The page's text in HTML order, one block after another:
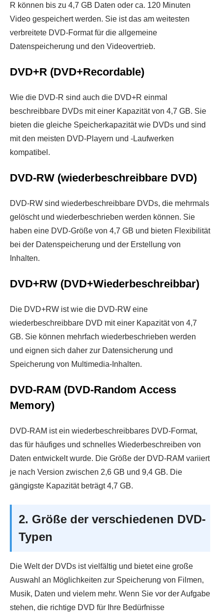
R können bis zu 4,7 GB Daten oder ca. 120 Minuten
Video gespeichert werden. Sie ist das am weitesten
verbreitete DVD-Format für die allgemeine
Datenspeicherung und den Videovertrieb.
DVD+R (DVD+Recordable)
Wie die DVD-R sind auch die DVD+R einmal
beschreibbare DVDs mit einer Kapazität von 4,7 GB. Sie
bieten die gleiche Speicherkapazität wie DVDs und sind
mit den meisten DVD-Playern und -Laufwerken
kompatibel.
DVD-RW (wiederbeschreibbare DVD)
DVD-RW sind wiederbeschreibbare DVDs, die mehrmals
gelöscht und wiederbeschrieben werden können. Sie
haben eine DVD-Größe von 4,7 GB und bieten Flexibilität
bei der Datenspeicherung und der Erstellung von
Inhalten.
DVD+RW (DVD+Wiederbeschreibbar)
Die DVD+RW ist wie die DVD-RW eine
wiederbeschreibbare DVD mit einer Kapazität von 4,7
GB. Sie können mehrfach wiederbeschrieben werden
und eignen sich daher zur Datensicherung und
Speicherung von Multimedia-Inhalten.
DVD-RAM (DVD-Random Access
Memory)
DVD-RAM ist ein wiederbeschreibbares DVD-Format,
das für häufiges und schnelles Wiederbeschreiben von
Daten entwickelt wurde. Die Größe der DVD-RAM variiert
je nach Version zwischen 2,6 GB und 9,4 GB. Die
gängigste Kapazität beträgt 4,7 GB.
2. Größe der verschiedenen DVD-
Typen
Die Welt der DVDs ist vielfältig und bietet eine große
Auswahl an Möglichkeiten zur Speicherung von Filmen,
Musik, Daten und vielem mehr. Wenn Sie vor der Aufgabe
stehen, die richtige DVD für Ihre Bedürfnisse